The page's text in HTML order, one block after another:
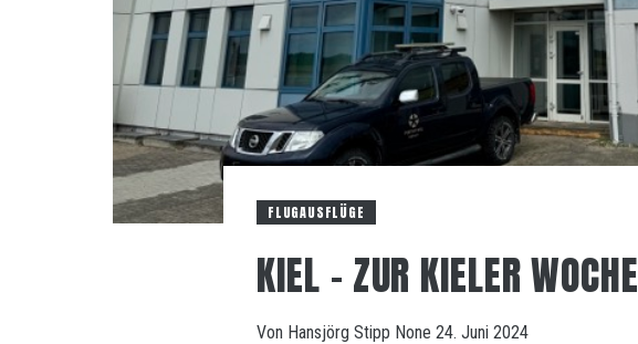
FLUGAUSFLÜGE
KIEL – ZUR KIELER WOCHE
Von Hansjörg Stipp None 24. Juni 2024